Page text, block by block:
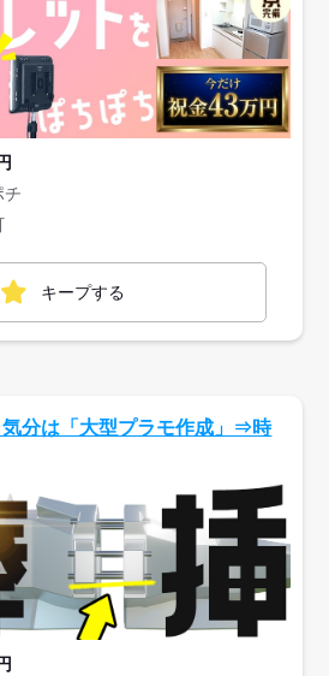
チ
キープする
分は「大型プラモ作成」⇒時